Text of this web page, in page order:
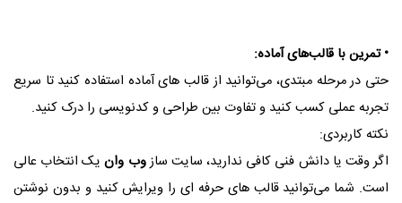
• تمرین با قالب‌های آماده:
حتی در مرحله مبتدی، می‌توانید از قالب‌ های آماده استفاده کنید تا سریع
تجربه عملی کسب کنید و تفاوت بین طراحی و کدنویسی را درک کنید.
نکته کاربردی:
اگر وقت یا دانش فنی کافی ندارید، سایت سازوب وانیک انتخاب عالی
است. شما می‌توانید قالب‌ های حرفه‌ ای را ویرایش کنید و بدون نوشتن